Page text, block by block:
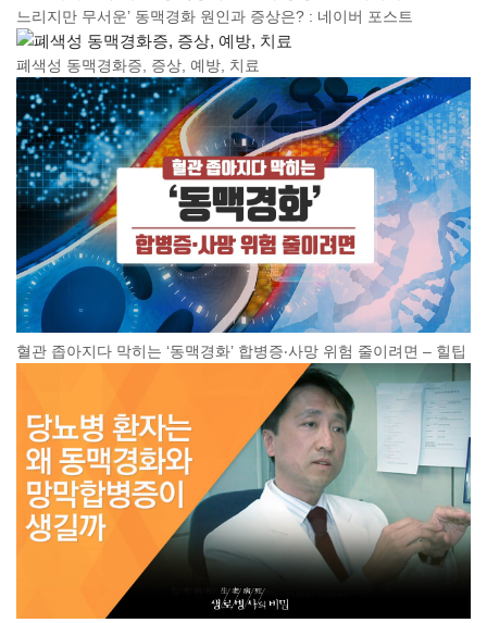
느리지만 무서운’ 동맥경화 원인과 증상은? : 네이버 포스트
폐색성 동맥경화증, 증상, 예방, 치료
혈관 좁아지다 막히는 ‘동맥경화’ 합병증‧사망 위험 줄이려면 – 힐팁